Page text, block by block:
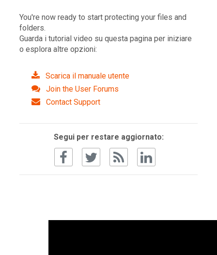
You're now ready to start protecting your files and
folders.
Guarda i tutorial video su questa pagina per iniziare
o esplora altre opzioni:
Scarica il manuale utente
Join the User Forums
Contact Support
Segui per restare aggiornato: